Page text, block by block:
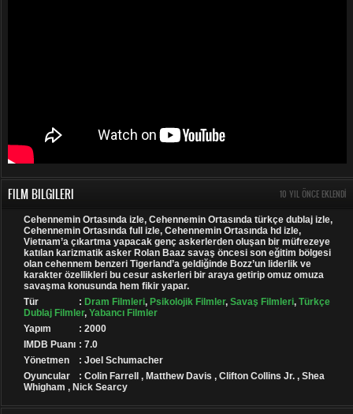
FILM BILGILERI 10 YIL ÖNCE EKLENDI
Cehennemin Ortasında izle, Cehennemin Ortasında türkçe dublaj izle,
Cehennemin Ortasında full izle, Cehennemin Ortasında hd izle,
Vietnam’a çıkartma yapacak genç askerlerden oluşan bir müfrezeye
katılan karizmatik asker Rolan Baaz savaş öncesi son eğitim bölgesi
olan cehennem benzeri Tigerland’a geldiğinde Bozz’un liderlik ve
karakter özellikleri bu cesur askerleri bir araya getirip omuz omuza
savaşma konusunda hem fikir yapar.
Tür
: Dram Filmleri, Psikolojik Filmler, Savaş Filmleri, Türkçe
Dublaj Filmler, Yabancı Filmler
Yapım
: 2000
IMDB Puanı : 7.0
Yönetmen
: Joel Schumacher
Oyuncular
: Colin Farrell , Matthew Davis , Clifton Collins Jr. , Shea
Whigham , Nick Searcy